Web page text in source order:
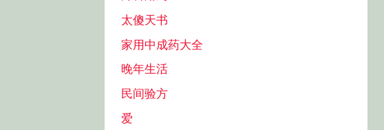
太傻天书
家用中成药大全
晚年生活
民间验方
爱